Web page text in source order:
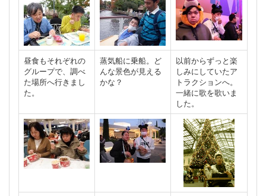
昼食もそれぞれの
グループで、調べ
た場所へ行きまし
た。
蒸気船に乗船。ど
んな景色が見える
かな？
以前からずっと楽
しみにしていたア
トラクションへ。
一緒に歌を歌いま
した。